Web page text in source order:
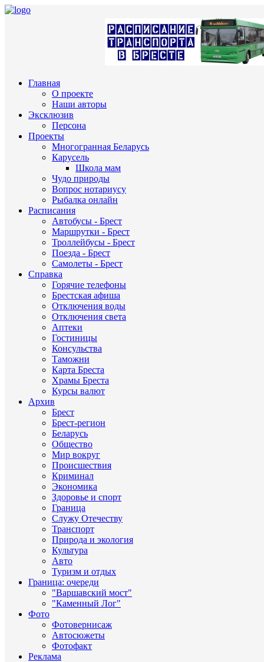
Главная
О проекте
Наши авторы
Эксклюзив
Персона
Проекты
Многогранная Беларусь
Карусель
Школа мам
Чудо природы
Вопрос нотариусу
Рыбалка онлайн
Расписания
Автобусы - Брест
Маршрутки - Брест
Троллейбусы - Брест
Поезда - Брест
Самолеты - Брест
Справка
Горячие телефоны
Брестская афиша
Отключения воды
Отключения света
Аптеки
Гостиницы
Консульства
Таможни
Карта Бреста
Храмы Бреста
Курсы валют
Архив
Брест
Брест-регион
Беларусь
Общество
Мир вокруг
Происшествия
Криминал
Экономика
Здоровье и спорт
Граница
Служу Отечеству
Транспорт
Природа и экология
Культура
Авто
Туризм и отдых
Граница: очереди
"Варшавский мост"
"Каменный Лог"
Фото
Фотовернисаж
Автосюжеты
Фотофакт
Реклама